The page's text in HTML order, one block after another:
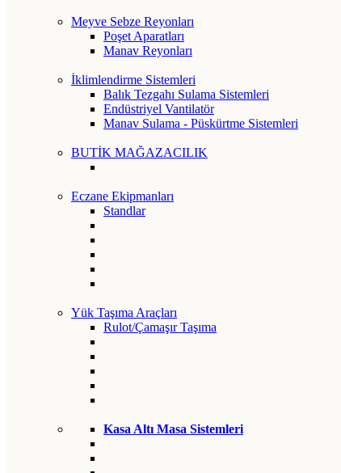
Meyve Sebze Reyonları
Poşet Aparatları
Manav Reyonları
İklimlendirme Sistemleri
Balık Tezgahı Sulama Sistemleri
Endüstriyel Vantilatör
Manav Sulama - Püskürtme Sistemleri
BUTİK MAĞAZACILIK
Eczane Ekipmanları
Standlar
Yük Taşıma Araçları
Rulot/Çamaşır Taşıma
Kasa Altı Masa Sistemleri